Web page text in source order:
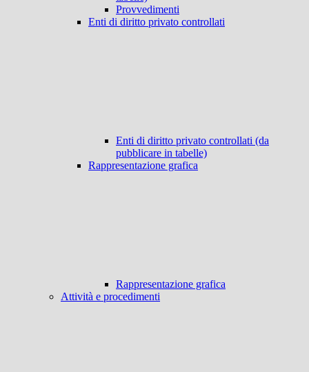
Provvedimenti
Enti di diritto privato controllati
Enti di diritto privato controllati (da
pubblicare in tabelle)
Rappresentazione grafica
Rappresentazione grafica
Attività e procedimenti